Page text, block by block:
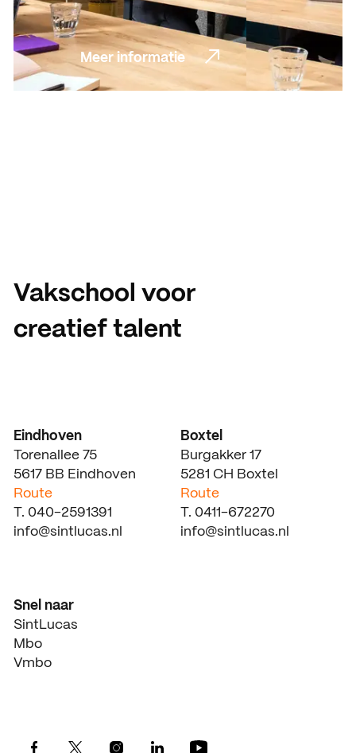
Meer informatie
Meer informatie
Vakschool voor
creatief talent
Eindhoven
Torenallee 75
5617 BB Eindhoven
Route
T. 040-2591391
info@sintlucas.nl
Boxtel
Burgakker 17
5281 CH Boxtel
Route
T. 0411-672270
info@sintlucas.nl
Snel naar
SintLucas
Mbo
Vmbo